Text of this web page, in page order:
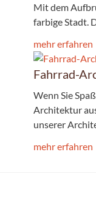
Mit dem
farbige Stadt.
mehr erfahren
Fahrrad-
Wenn Sie
Architektur
unserer
mehr erfahren